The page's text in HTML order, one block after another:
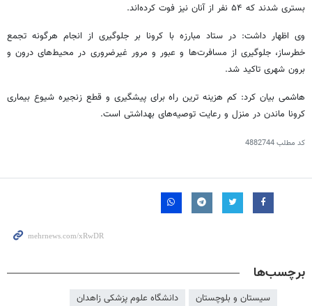
بستری شدند که ۵۴ نفر از آنان نیز فوت کرده‌اند.
وی اظهار داشت: در ستاد مبارزه با کرونا بر جلوگیری از انجام هرگونه تجمع
خطرساز، جلوگیری از مسافرت‌ها و عبور و مرور غیرضروری در محیط‌های درون و
برون شهری تاکید شد.
هاشمی بیان کرد: کم هزینه ترینراه برای پیشگیری و قطع زنجیره شیوع بیماری
کرونا ماندن در منزل و رعایت توصیه‌های بهداشتی است.
کد مطلب4882744
برچسب‌ها
سیستان و بلوچستان
دانشگاه علوم پزشکی زاهدان